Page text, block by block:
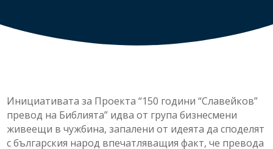
Инициативата за Проекта “150 години “Славейков”
превод на Библията” идва от група бизнесмени
живеещи в чужбина, запалени от идеята да споделят
с българския народ впечатляващия факт, че превода